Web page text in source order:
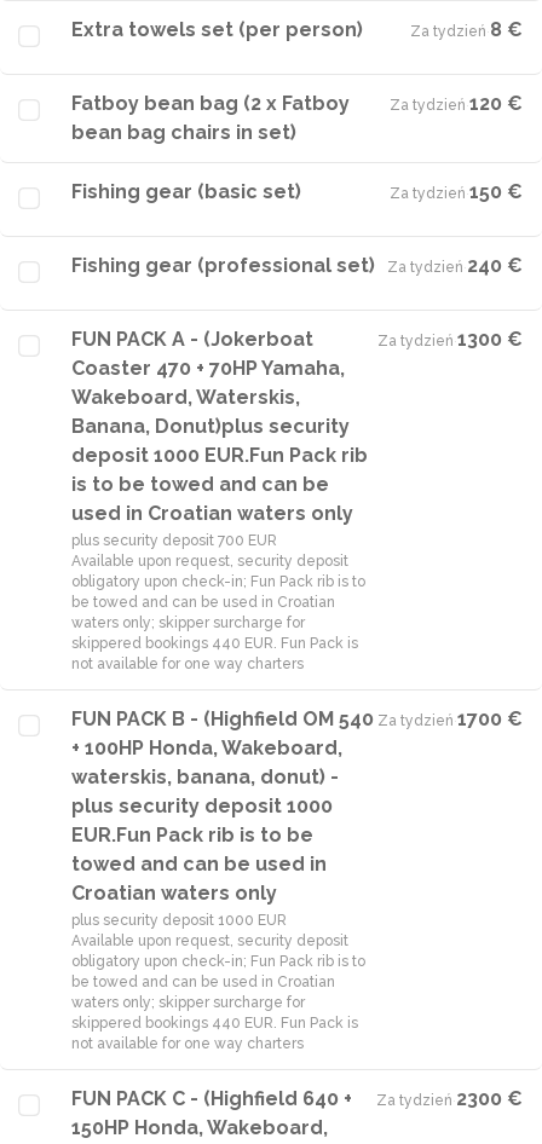
Extra towels set (per person) Za tydzień·8 €
Fatboy bean bag (2 x Fatboy
bean bag chairs in set)
Za tydzień·120 €
Fishing gear (basic set) Za tydzień·150 €
Fishing gear (professional set) Za tydzień·240 €
FUN PACK A - (Jokerboat
Coaster 470 + 70HP Yamaha,
Wakeboard, Waterskis,
Banana, Donut)plus security
deposit 1000 EUR.Fun Pack rib
is to be towed and can be
used in Croatian waters only
plus security deposit 700 EUR
Available upon request, security deposit
obligatory upon check-in; Fun Pack rib is to
be towed and can be used in Croatian
waters only; skipper surcharge for
skippered bookings 440 EUR. Fun Pack is
not available for one way charters
Za tydzień·1300 €
FUN PACK B - (Highfield OM 540
+ 100HP Honda, Wakeboard,
waterskis, banana, donut) -
plus security deposit 1000
EUR.Fun Pack rib is to be
towed and can be used in
Croatian waters only
plus security deposit 1000 EUR
Available upon request, security deposit
obligatory upon check-in; Fun Pack rib is to
be towed and can be used in Croatian
waters only; skipper surcharge for
skippered bookings 440 EUR. Fun Pack is
not available for one way charters
Za tydzień·1700 €
FUN PACK C - (Highfield 640 +
150HP Honda, Wakeboard,
Za tydzień·2300 €